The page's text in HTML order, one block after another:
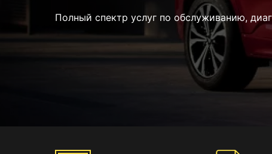
Полный спектр услуг по обслуживанию,